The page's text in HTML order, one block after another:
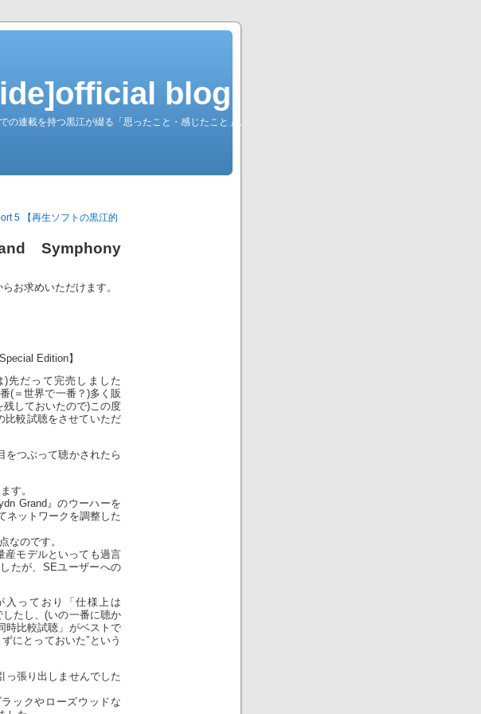
blog.
連載を持つ黒江が綴る「思ったこと・感じたこと」。
5 【再生ソフトの黒江的
Symphony
お求めいただけます。
Edition】
先だって完売しました
(＝世界で一番？)多く販
しておいたので)この度
比較試聴をさせていただ
つぶって聴かされたら
す。
Grand』のウーハーを
ネットワークを調整した
なのです。
産モデルといっても過言
たが、SEユーザーへの
入っており「仕様上は
たし、(いの一番に聴か
時比較試聴」がベストで
にとっておいた”という
っ張り出しませんでした
ックやローズウッドな